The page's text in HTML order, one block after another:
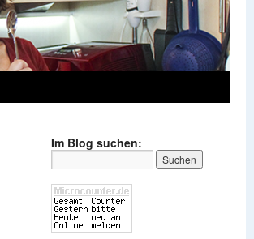
Im Blog suchen: